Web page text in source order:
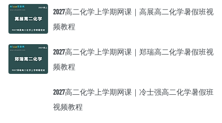
2027高二化学上学期网课｜高展高二化学暑假班视
频教程
2027高二化学上学期网课｜郑瑞高二化学暑假班视
频教程
2027高二化学上学期网课｜冷士强高二化学暑假班
视频教程